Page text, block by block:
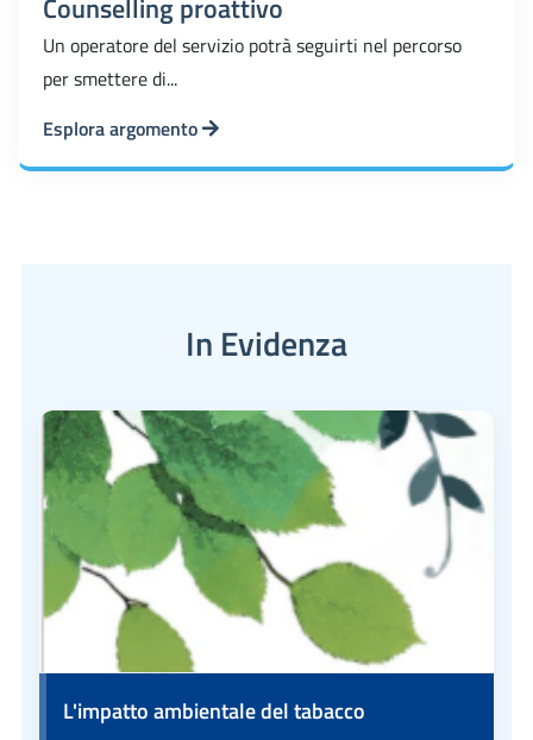
Counselling proattivo
Un operatore del servizio potrà seguirti nel percorso
per smettere di...
Esplora argomento
In Evidenza
L'impatto ambientale del tabacco